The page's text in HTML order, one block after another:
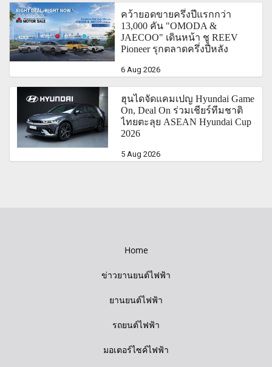
คว้ายอดขายครึ่งปีแรกกว่า
13,000 คัน "OMODA &
JAECOO" เดินหน้า ชู REEV
Pioneer รุกตลาดครึ่งปีหลัง
6 Aug 2026
ฮุนไดจัดแคมเปญ Hyundai Game
On, Deal On ร่วมเชียร์ทีมชาติ
ไทยตะลุย ASEAN Hyundai Cup
2026
5 Aug 2026
Home
ข่าวยานยนต์ไฟฟ้า
ยานยนต์ไฟฟ้า
รถยนต์ไฟฟ้า
มอเตอร์ไซค์ไฟฟ้า